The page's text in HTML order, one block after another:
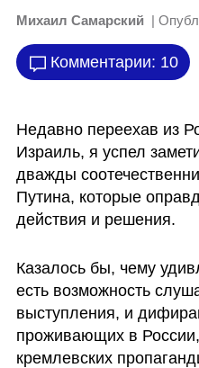
Михаил Самарский |
Комментарии: 10
Недавно переехав из
Израиль, я успел
дважды
Путина, которые
действия и решения.
Казалось бы, чему
есть возможность
выступления, и
проживающих в
кремлевских